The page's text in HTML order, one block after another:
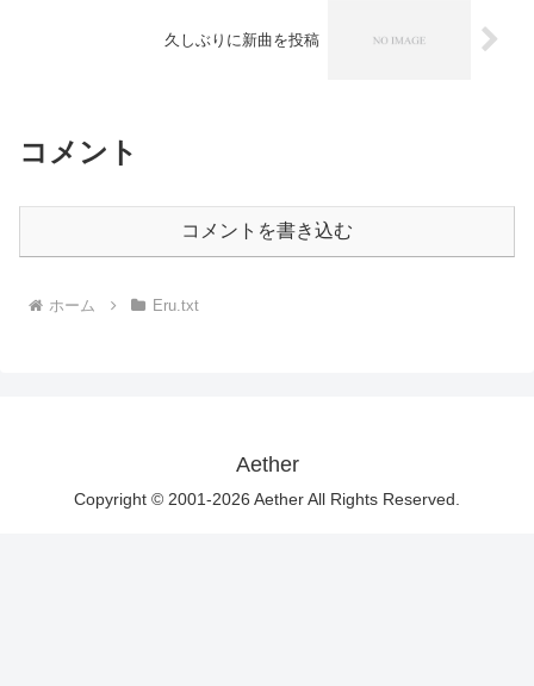
久しぶりに新曲を投稿
コメント
コメントを書き込む
ホーム Eru.txt
Aether
Copyright © 2001-2026 Aether All Rights Reserved.